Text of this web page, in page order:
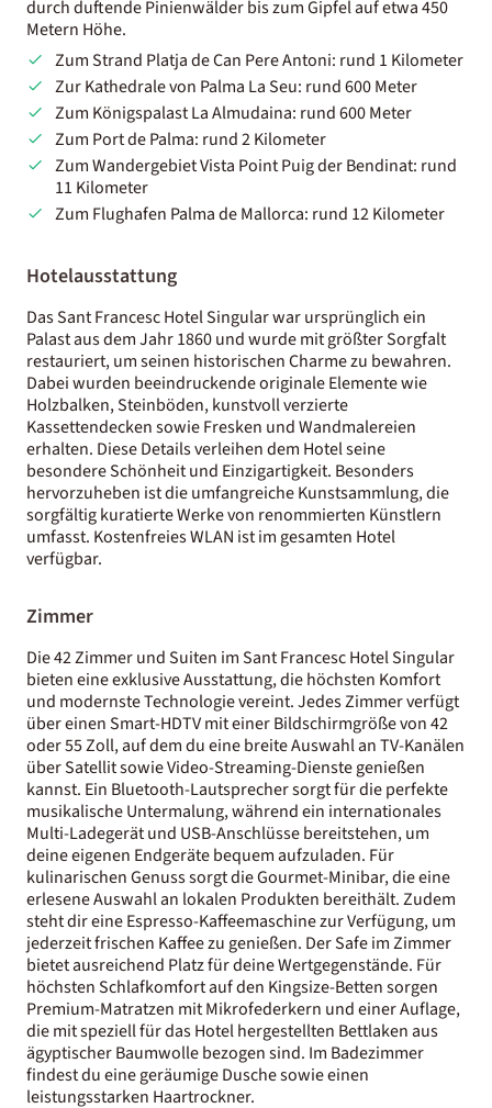
durch duftende Pinienwälder bis zum Gipfel auf etwa 450
Metern Höhe.
Zum Strand Platja de Can Pere Antoni: rund 1 Kilometer
Zur Kathedrale von Palma La Seu: rund 600 Meter
Zum Königspalast La Almudaina: rund 600 Meter
Zum Port de Palma: rund 2 Kilometer
Zum Wandergebiet Vista Point Puig der Bendinat: rund
11 Kilometer
Zum Flughafen Palma de Mallorca: rund 12 Kilometer
Hotelausstattung
Das Sant Francesc Hotel Singular war ursprünglich ein
Palast aus dem Jahr 1860 und wurde mit größter Sorgfalt
restauriert, um seinen historischen Charme zu bewahren.
Dabei wurden beeindruckende originale Elemente wie
Holzbalken, Steinböden, kunstvoll verzierte
Kassettendecken sowie Fresken und Wandmalereien
erhalten. Diese Details verleihen dem Hotel seine
besondere Schönheit und Einzigartigkeit. Besonders
hervorzuheben ist die umfangreiche Kunstsammlung, die
sorgfältig kuratierte Werke von renommierten Künstlern
umfasst. Kostenfreies WLAN ist im gesamten Hotel
verfügbar.
Zimmer
Die 42 Zimmer und Suiten im Sant Francesc Hotel Singular
bieten eine exklusive Ausstattung, die höchsten Komfort
und modernste Technologie vereint. Jedes Zimmer verfügt
über einen Smart-HDTV mit einer Bildschirmgröße von 42
oder 55 Zoll, auf dem du eine breite Auswahl an TV-Kanälen
über Satellit sowie Video-Streaming-Dienste genießen
kannst. Ein Bluetooth-Lautsprecher sorgt für die perfekte
musikalische Untermalung, während ein internationales
Multi-Ladegerät und USB-Anschlüsse bereitstehen, um
deine eigenen Endgeräte bequem aufzuladen. Für
kulinarischen Genuss sorgt die Gourmet-Minibar, die eine
erlesene Auswahl an lokalen Produkten bereithält. Zudem
steht dir eine Espresso-Kaffeemaschine zur Verfügung, um
jederzeit frischen Kaffee zu genießen. Der Safe im Zimmer
bietet ausreichend Platz für deine Wertgegenstände. Für
höchsten Schlafkomfort auf den Kingsize-Betten sorgen
Premium-Matratzen mit Mikrofederkern und einer Auflage,
die mit speziell für das Hotel hergestellten Bettlaken aus
ägyptischer Baumwolle bezogen sind. Im Badezimmer
findest du eine geräumige Dusche sowie einen
leistungsstarken Haartrockner.